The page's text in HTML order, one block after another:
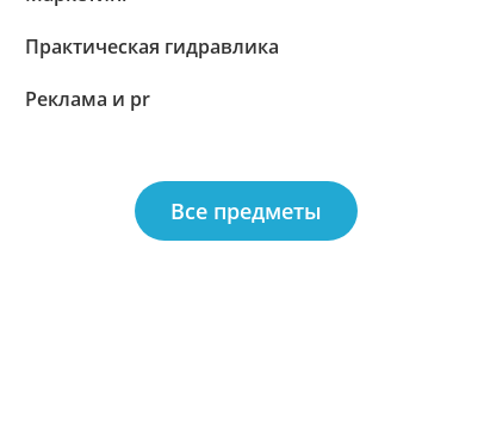
Практическая гидравлика
Реклама и pr
Все предметы